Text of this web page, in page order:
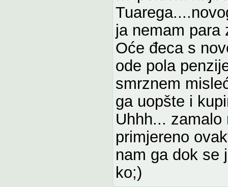
ja nemam para
Oće đeca s
ode pola
smrznem
ga uopšte i
Uhhh...
primjereno
nam ga dok se
ko;)